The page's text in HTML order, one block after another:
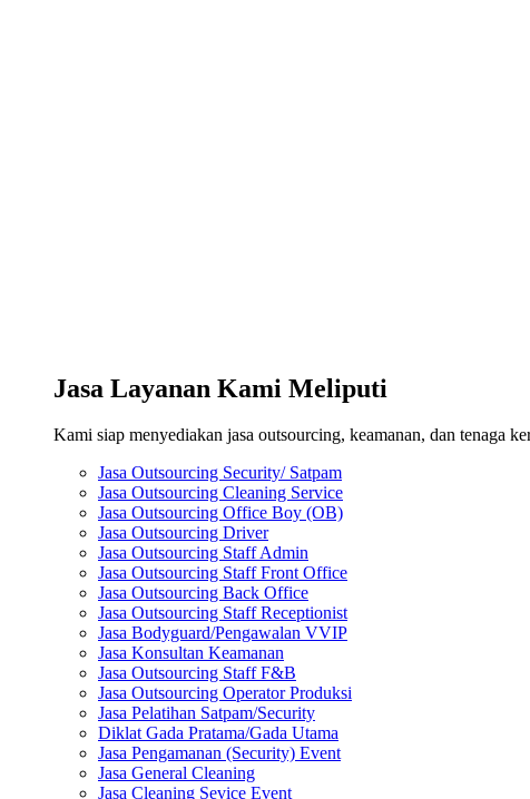
Jasa Layanan Kami Meliputi
Kami siap menyediakan jasa outsourcing, keamanan, dan tenaga
Jasa Outsourcing Security/ Satpam
Jasa Outsourcing Cleaning Service
Jasa Outsourcing Office Boy (OB)
Jasa Outsourcing Driver
Jasa Outsourcing Staff Admin
Jasa Outsourcing Staff Front Office
Jasa Outsourcing Back Office
Jasa Outsourcing Staff Receptionist
Jasa Bodyguard/Pengawalan VVIP
Jasa Konsultan Keamanan
Jasa Outsourcing Staff F&B
Jasa Outsourcing Operator Produksi
Jasa Pelatihan Satpam/Security
Diklat Gada Pratama/Gada Utama
Jasa Pengamanan (Security) Event
Jasa General Cleaning
Jasa Cleaning Sevice Event